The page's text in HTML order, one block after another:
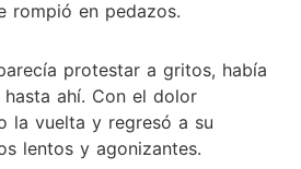
rompió en pedazos.
protestar a gritos, había
ahí. Con el dolor
la vuelta y regresó a su
lentos y agonizantes.